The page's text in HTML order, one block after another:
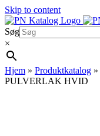
Skip to content
Søg
×
Hjem » Produktkatalog »
PULVERLAK HVID